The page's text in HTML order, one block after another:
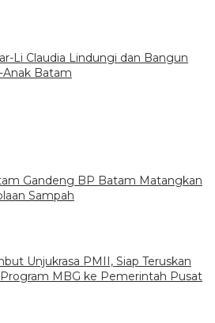
Li Claudia Lindungi dan Bangun
Anak Batam
Gandeng BP Batam Matangkan
Sampah
Unjukrasa PMII, Siap Teruskan
MBG ke Pemerintah Pusat